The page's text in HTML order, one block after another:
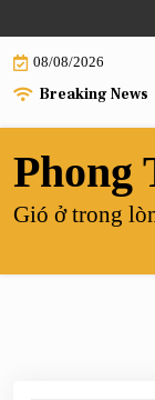
to
content
08/08/2026
Breaking News
NUÔI
Phong
Gió ở trong